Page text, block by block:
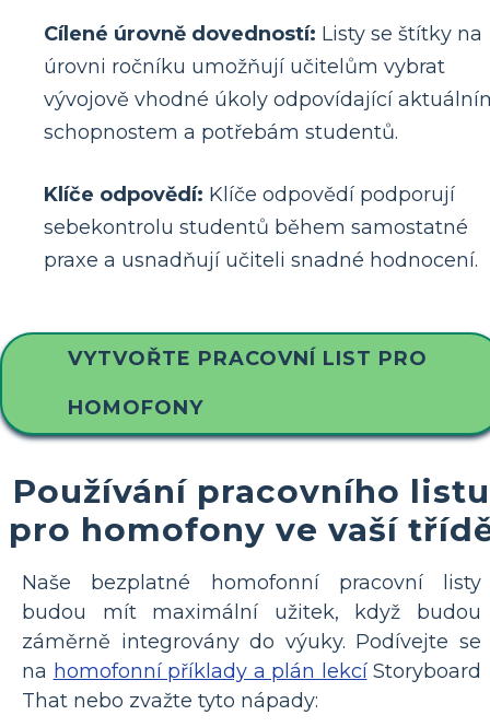
Cílené úrovně dovedností: Listy se štítky na
úrovni ročníku umožňují učitelům vybrat
vývojově vhodné úkoly odpovídající
schopnostem a potřebám studentů.
Klíče odpovědí: Klíče odpovědí podporují
sebekontrolu studentů během samostatné
praxe a usnadňují učiteli snadné hodnocení.
VYTVOŘTE PRACOVNÍ LIST PRO
HOMOFONY
Používání pracovního listu
pro homofony ve vaší
Naše bezplatné homofonní pracovní listy
budou mít maximální užitek, když budou
záměrně integrovány do výuky. Podívejte se
na homofonní příklady a plán lekcíStoryboard
That nebo zvažte tyto nápady: